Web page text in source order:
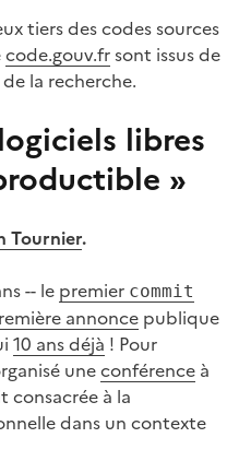
tiers des codes sources
code.gouv.frsont issus de
la recherche.
libres
»
Tournier.
-- le premier commit
annonce publique
10 ans déjà ! Pour
uneconférence à
consacrée à la
dans un contexte